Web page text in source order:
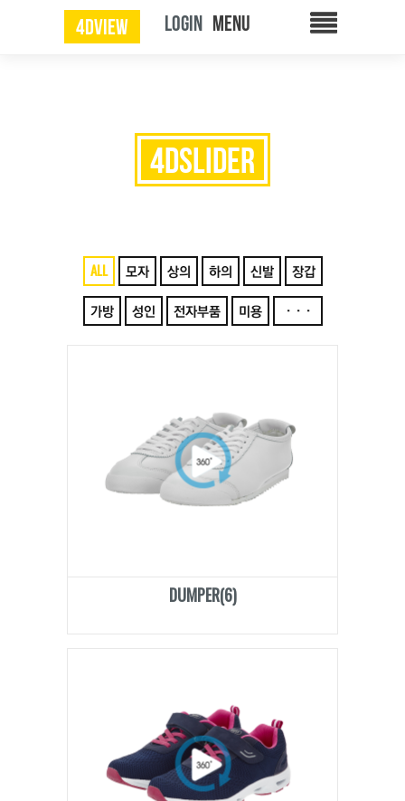
4DVIEW LOGIN
4DSLIDER
ALL 모자 상의 하의 신발
장갑
가방
성인 전자부품 미용 ···
DUMPER(6)